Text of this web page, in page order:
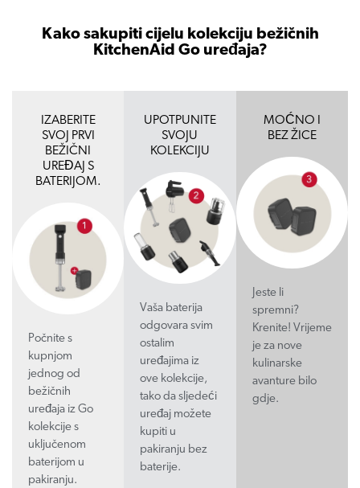
Kako sakupiti cijelu kolekciju bežičnih
KitchenAid Go uređaja?
IZABERITE
SVOJ PRVI
BEŽIČNI
UREĐAJ S
BATERIJOM.
Počnite s
kupnjom
jednog od
bežičnih
uređaja iz Go
kolekcije s
uključenom
baterijom u
pakiranju.
UPOTPUNITE
SVOJU
KOLEKCIJU
Vaša baterija
odgovara svim
ostalim
uređajima iz
ove kolekcije,
tako da sljedeći
uređaj možete
kupiti u
pakiranju bez
baterije.
MOĆNO I
BEZ ŽICE
Jeste li
spremni?
Krenite! Vrijeme
je za nove
kulinarske
avanture bilo
gdje.